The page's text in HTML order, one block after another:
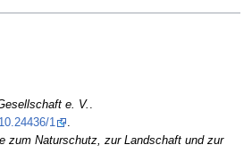
e. V. .
10.24436/1
.
zum Naturschutz, zur Landschaft und zur